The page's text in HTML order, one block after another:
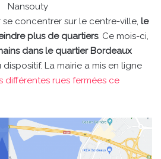
Nansouty
se concentrer sur le centre-ville, le
plus de quartiers. Ce mois-ci,
dans le quartier Bordeaux
dispositif. La mairie a mis en ligne
différentes rues fermées ce